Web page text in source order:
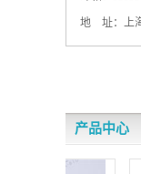
地 址：上
产品中心